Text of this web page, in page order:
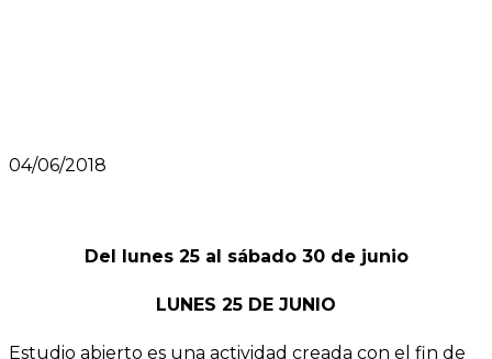
04/06/2018
Del lunes 25 al sábado 30 de junio
LUNES 25 DE JUNIO
Estudio abierto es una actividad creada con el fin de